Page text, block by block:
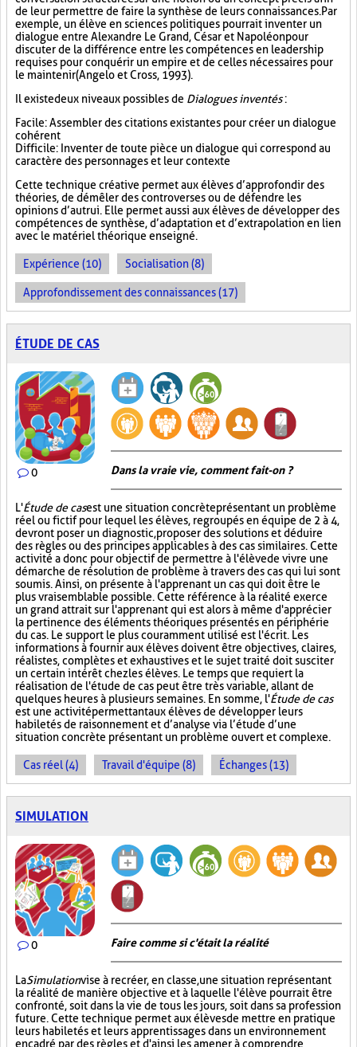
de leur permettre de faire la synthèse de leurs connaissances. Par
exemple, un élève en sciences politiques pourrait inventer un
dialogue entre Alexandre Le Grand, César et Napoléon pour
discuter de la différence entre les compétences en leadership
requises pour conquérir un empire et de celles nécessaires pour
le maintenir (Angelo et Cross, 1993).
Il existe deux niveaux possibles de Dialogues inventés:
Facile : Assembler des citations existantes pour créer un dialogue
cohérent
Difficile : Inventer de toute pièce un dialogue qui correspond au
caractère des personnages et leur contexte
Cette technique créative permet aux élèves d’approfondir des
théories, de démêler des controverses ou de défendre les
opinions d’autrui. Elle permet aussi aux élèves de développer des
compétences de synthèse, d’adaptation et d’extrapolation en lien
avec le matériel théorique enseigné.
Expérience (10) Socialisation (8)
Approfondissement des connaissances (17)
ÉTUDE DE CAS
0 Dans la vraie vie, comment fait-on ?
L'Étude de casest une situation concrète présentant un problème
réel ou fictif pour lequel les élèves, regroupés en équipe de 2 à 4,
devront poser un diagnostic, proposer des solutions et déduire
des règles ou des principes applicables à des cas similaires. Cette
activité a donc pour objectif de permettre à l'élève de vivre une
démarche de résolution de problème à travers des cas qui lui sont
soumis. Ainsi, on présente à l'apprenant un cas qui doit être le
plus vraisemblable possible. Cette référence à la réalité exerce
un grand attrait sur l'apprenant qui est alors à même d'apprécier
la pertinence des éléments théoriques présentés en périphérie
du cas. Le support le plus couramment utilisé est l'écrit. Les
informations à fournir aux élèves doivent être objectives, claires,
réalistes, complètes et exhaustives et le sujet traité doit susciter
un certain intérêt chez les élèves. Le temps que requiert la
réalisation de l'étude de cas peut être très variable, allant de
quelques heures à plusieurs semaines. En somme, l'Étude de cas
est une activité permettant aux élèves de développer leurs
habiletés de raisonnement et d’analyse via l’étude d’une
situation concrète présentant un problème ouvert et complexe.
Cas réel (4) Travail d'équipe (8) Échanges (13)
SIMULATION
0 Faire comme si c'était la réalité
LaSimulationvise à recréer, en classe, une situation représentant
la réalité de manière objective et à laquelle l'élève pourrait être
confronté, soit dans la vie de tous les jours, soit dans sa profession
future. Cette technique permet aux élèves de mettre en pratique
leurs habiletés et leurs apprentissages dans un environnement
encadré par des règles et d'ainsi les amener à comprendre